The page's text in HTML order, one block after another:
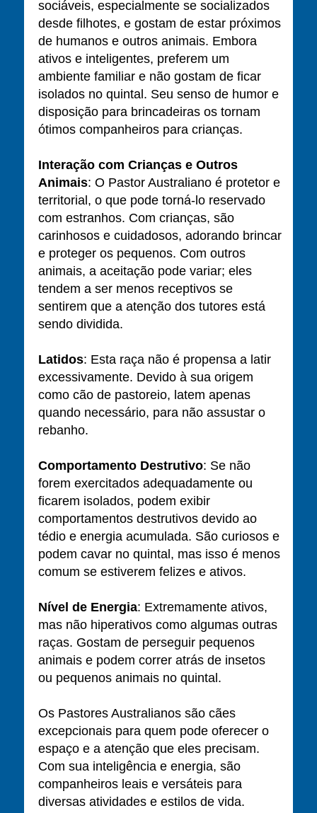
sociáveis, especialmente se socializados
desde filhotes, e gostam de estar próximos
de humanos e outros animais. Embora
ativos e inteligentes, preferem um
ambiente familiar e não gostam de ficar
isolados no quintal. Seu senso de humor e
disposição para brincadeiras os tornam
ótimos companheiros para crianças.
Interação com Crianças e Outros
Animais: O Pastor Australiano é protetor e
territorial, o que pode torná-lo reservado
com estranhos. Com crianças, são
carinhosos e cuidadosos, adorando brincar
e proteger os pequenos. Com outros
animais, a aceitação pode variar; eles
tendem a ser menos receptivos se
sentirem que a atenção dos tutores está
sendo dividida.
Latidos: Esta raça não é propensa a latir
excessivamente. Devido à sua origem
como cão de pastoreio, latem apenas
quando necessário, para não assustar o
rebanho.
Comportamento Destrutivo: Se não
forem exercitados adequadamente ou
ficarem isolados, podem exibir
comportamentos destrutivos devido ao
tédio e energia acumulada. São curiosos e
podem cavar no quintal, mas isso é menos
comum se estiverem felizes e ativos.
Nível de Energia: Extremamente ativos,
mas não hiperativos como algumas outras
raças. Gostam de perseguir pequenos
animais e podem correr atrás de insetos
ou pequenos animais no quintal.
Os Pastores Australianos são cães
excepcionais para quem pode oferecer o
espaço e a atenção que eles precisam.
Com sua inteligência e energia, são
companheiros leais e versáteis para
diversas atividades e estilos de vida.